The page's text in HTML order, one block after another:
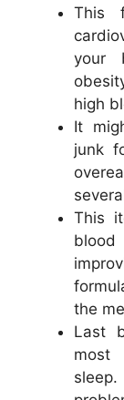
This
your
high
It
junk
This
blood
the
Last
most